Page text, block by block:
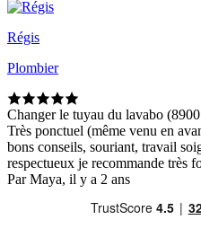
Régis
Plombier
Changer le tuyau du lavabo
Très ponctuel (même venu en
bons conseils, souriant, travail
respectueux je recommande très
Par Maya, il y a 2 ans